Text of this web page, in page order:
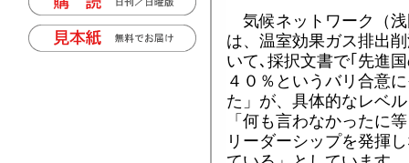
気候ネットワーク（
は、温室効果ガス排出
いて､採択文書で｢先進
４０％というバリ合意
た」が、具体的なレベ
「何も言わなかったに
リーダーシップを発揮